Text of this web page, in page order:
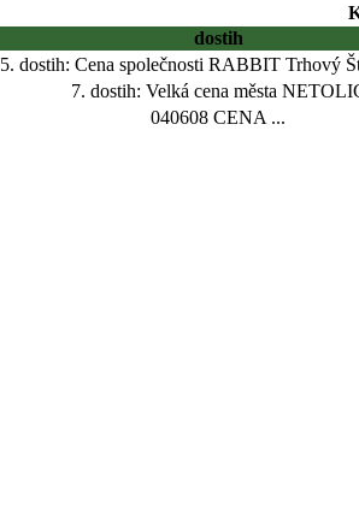
dostih
5. dostih: Cena společnosti RABBIT Trhový
7. dostih: Velká cena města
040608 CENA ...